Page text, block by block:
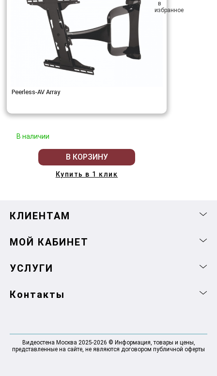
Peerless-AV Array
В наличии
В КОРЗИНУ
Купить в 1 клик
КЛИЕНТАМ
МОЙ КАБИНЕТ
УСЛУГИ
Контакты
Видеостена Москва 2025-2026 © Информация, товары и цены,
представленные на сайте, не являются договором публичной оферты